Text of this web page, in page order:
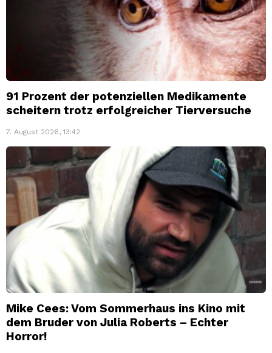
91 Prozent der potenziellen Medikamente
scheitern trotz erfolgreicher Tierversuche
7. August 2026, 13:42
Mike Cees: Vom Sommerhaus ins Kino mit
dem Bruder von Julia Roberts – Echter
Horror!